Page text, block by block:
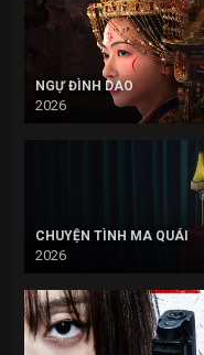
NGỰ ĐÌNH DAO
2026
CHUYỆN TÌNH MA QUÁI
2026